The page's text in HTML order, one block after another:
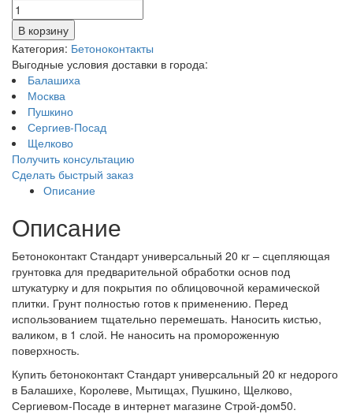
В корзину
Категория: Бетоноконтакты
Выгодные условия доставки в города:
Балашиха
Москва
Пушкино
Сергиев-Посад
Щелково
Получить консультацию
Сделать быстрый заказ
Описание
Описание
Бетоноконтакт Стандарт универсальный 20 кг – сцепляющая
грунтовка для предварительной обработки основ под
штукатурку и для покрытия по облицовочной керамической
плитки. Грунт полностью готов к применению. Перед
использованием тщательно перемешать. Наносить кистью,
валиком, в 1 слой. Не наносить на промороженную
поверхность.
Купить бетоноконтакт Стандарт универсальный 20 кг недорого
в Балашихе, Королеве, Мытищах, Пушкино, Щелково,
Сергиевом-Посаде в интернет магазине Строй-дом50.